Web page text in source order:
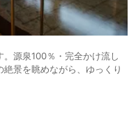
源泉100％・完全かけ流し
景を眺めながら、ゆっくり